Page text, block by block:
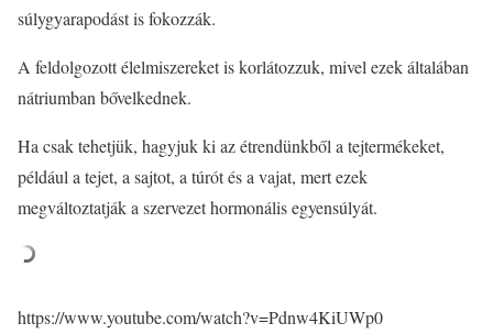
súlygyarapodást is fokozzák.
A feldolgozott élelmiszereket is korlátozzuk, mivel ezek általában
nátriumban bővelkednek.
Ha csak tehetjük, hagyjuk ki az étrendünkből a tejtermékeket,
például a tejet, a sajtot, a túrót és a vajat, mert ezek
megváltoztatják a szervezet hormonális egyensúlyát.
https://www.youtube.com/watch?v=Pdnw4KiUWp0